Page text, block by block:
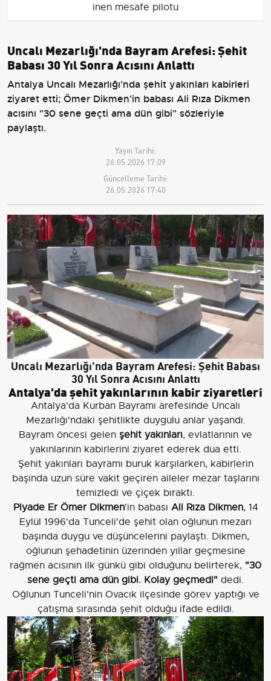
inen mesafe pilotu
Uncalı Mezarlığı'nda Bayram Arefesi: Şehit
Babası 30 Yıl Sonra Acısını Anlattı
Antalya Uncalı Mezarlığı'nda şehit yakınları kabirleri
ziyaret etti; Ömer Dikmen'in babası Ali Rıza Dikmen
acısını "30 sene geçti ama dün gibi" sözleriyle
paylaştı.
Yayın Tarihi:
26.05.2026 17:09
Güncelleme Tarihi:
26.05.2026 17:40
Uncalı Mezarlığı'nda Bayram Arefesi: Şehit Babası
30 Yıl Sonra Acısını Anlattı
Antalya'da şehit yakınlarının kabir ziyaretleri
Antalya'da Kurban Bayramı arefesinde Uncalı
Mezarlığı'ndaki şehitlikte duygulu anlar yaşandı.
Bayram öncesi gelen şehit yakınları, evlatlarının ve
yakınlarının kabirlerini ziyaret ederek dua etti.
Şehit yakınları bayramı buruk karşılarken, kabirlerin
başında uzun süre vakit geçiren aileler mezar taşlarını
temizledi ve çiçek bıraktı.
Piyade Er Ömer Dikmen'in babası Ali Rıza Dikmen, 14
Eylül 1996'da Tunceli'de şehit olan oğlunun mezarı
başında duygu ve düşüncelerini paylaştı. Dikmen,
oğlunun şehadetinin üzerinden yıllar geçmesine
rağmen acısının ilk günkü gibi olduğunu belirterek, "30
sene geçti ama dün gibi. Kolay geçmedi" dedi.
Oğlunun Tunceli'nin Ovacık ilçesinde görev yaptığı ve
çatışma sırasında şehit olduğu ifade edildi.